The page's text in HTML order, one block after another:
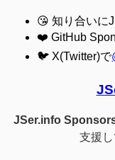
😘 知り合いに
❤️ GitHub
🐦 X(Twitter)で
JSer.info
支援し